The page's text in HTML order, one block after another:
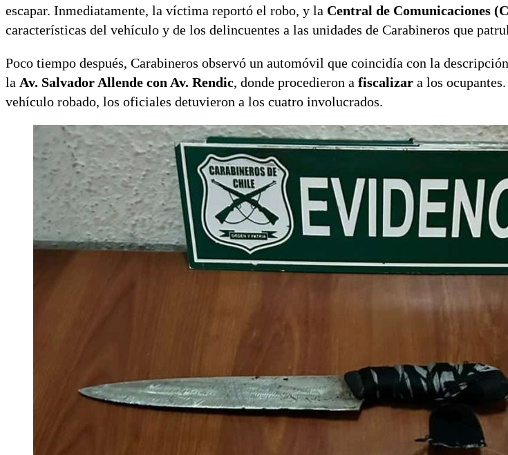
escapar. Inmediatamente, la víctima reportó el robo, y la Central de Comunicaciones
características del vehículo y de los delincuentes a las unidades de Carabineros que
Poco tiempo después, Carabineros observó un automóvil que coincidía con la
la Av. Salvador Allende con Av. Rendic, donde procedieron a fiscalizar a los
vehículo robado, los oficiales detuvieron a los cuatro involucrados.